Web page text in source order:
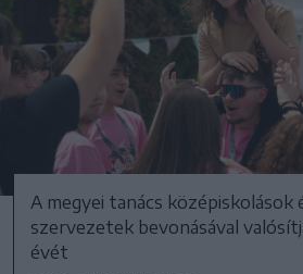
A megyei tanács középiskolások
szervezetek bevonásával
évét